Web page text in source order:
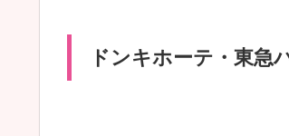
ドンキホーテ・東急